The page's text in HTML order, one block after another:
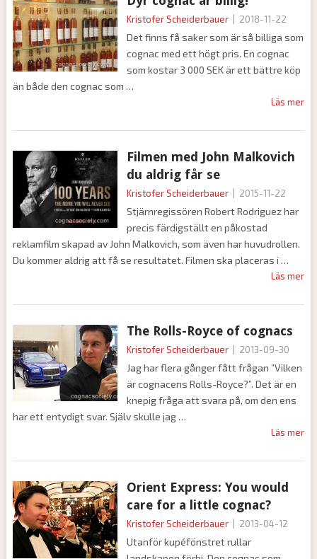
Kristofer Scheiderbauer 2018-11-22
Det finns få saker som är så billiga som
cognac med ett högt pris. En cognac
som kostar 3 000 SEK är ett bättre köp
än både den cognac som
Läs mer
Filmen med John Malkovich
du aldrig får se
Kristofer Scheiderbauer 2015-11-22
Stjärnregissören Robert Rodriguez har
precis färdigställt en påkostad
reklamfilm skapad av John Malkovich, som även har huvudrollen.
Du kommer aldrig att få se resultatet. Filmen ska placeras i
Läs mer
The Rolls-Royce of cognacs
Kristofer Scheiderbauer 2013-09-30
Jag har flera gånger fått frågan ”Vilken
är cognacens Rolls-Royce?”. Det är en
knepig fråga att svara på, om den ens
har ett entydigt svar. Själv skulle jag
Läs mer
Orient Express: You would
care for a little cognac?
Kristofer Scheiderbauer 2013-04-12
Utanför kupéfönstret rullar